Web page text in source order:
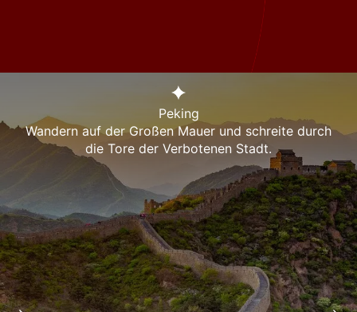
Peking
Wandern auf der Großen Mauer und schreite durch
die Tore der Verbotenen Stadt.